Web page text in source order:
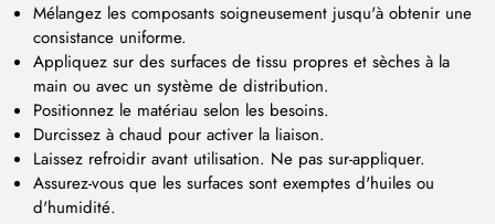
Mélangez les composants soigneusement jusqu'à obtenir une
consistance uniforme.
Appliquez sur des surfaces de tissu propres et sèches à la
main ou avec un système de distribution.
Positionnez le matériau selon les besoins.
Durcissez à chaud pour activer la liaison.
Laissez refroidir avant utilisation. Ne pas sur-appliquer.
Assurez-vous que les surfaces sont exemptes d'huiles ou
d'humidité.